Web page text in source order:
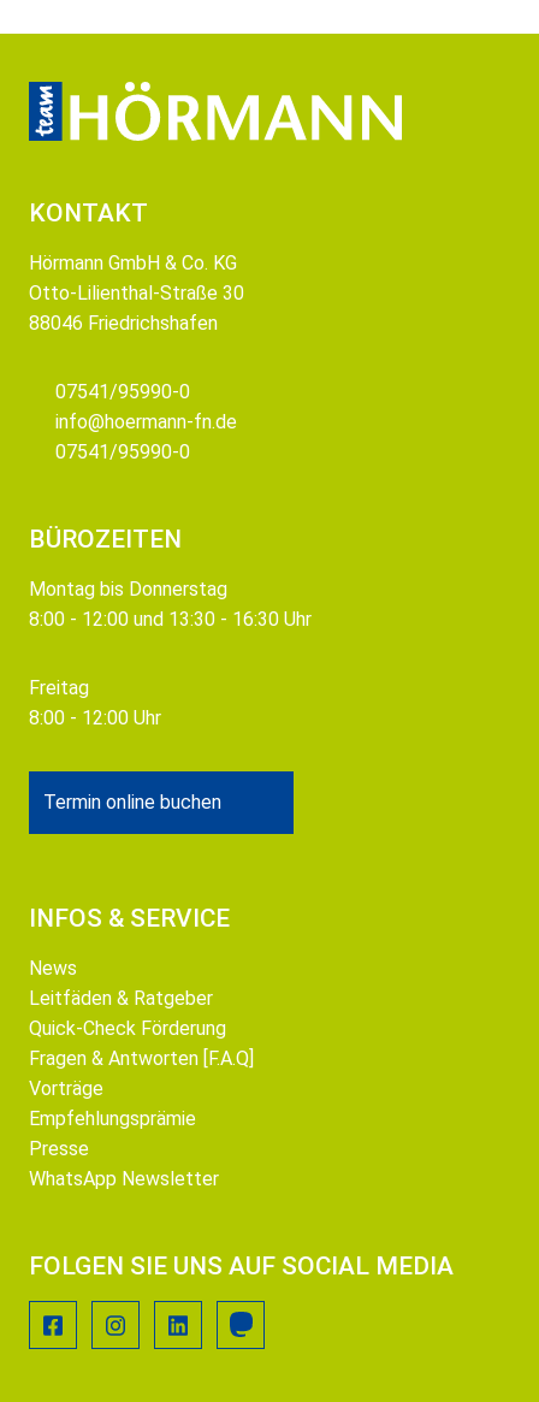
KONTAKT
Hörmann GmbH & Co. KG
Otto-Lilienthal-Straße 30
88046 Friedrichshafen
07541/95990-0
info@hoermann-fn.de
07541/95990-0
BÜROZEITEN
Montag bis Donnerstag
8:00 - 12:00 und 13:30 - 16:30 Uhr
Freitag
8:00 - 12:00 Uhr
Termin online buchen
INFOS & SERVICE
News
Leitfäden & Ratgeber
Quick-Check Förderung
Fragen & Antworten [F.A.Q]
Vorträge
Empfehlungsprämie
Presse
WhatsApp Newsletter
FOLGEN SIE UNS AUF SOCIAL MEDIA